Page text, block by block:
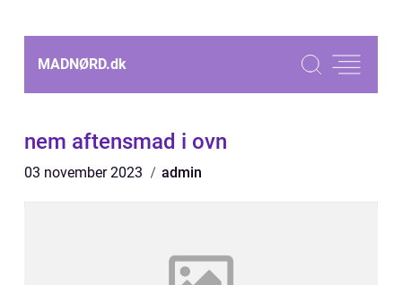
MADNØRD.dk
nem aftensmad i ovn
03 november 2023 admin